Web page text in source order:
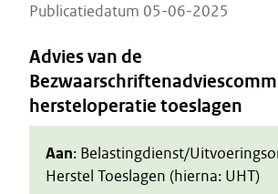
Publicatiedatum 05-06-2025
Advies van de
hersteloperatie toeslagen
Aan: Belastingdienst/
Herstel Toeslagen (hierna: UHT)